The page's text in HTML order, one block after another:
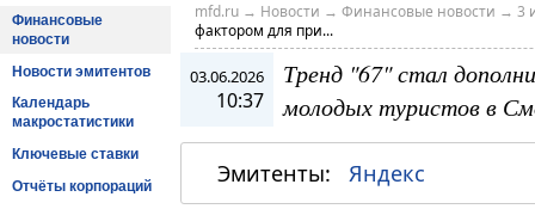
Финансовые
новости
Новости эмитентов
Календарь
макростатистики
Ключевые ставки
Отчёты корпораций
mfd.ru→ Новости → Финансовые новости → 3
фактором для при...
03.06.2026
10:37
Тренд "67" стал
молодых туристов в
Эмитенты: Яндекс